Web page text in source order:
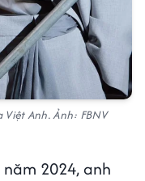
Anh. Ảnh: FBNV
2024, anh